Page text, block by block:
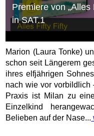
Premiere von
in SAT.1
Marion (Laura Tonke)
schon seit Längerem
ihres elfjährigen
nach wie vor vorbildlich
Praxis ist Milan zu
Einzelkind
Belieben auf der Nase...